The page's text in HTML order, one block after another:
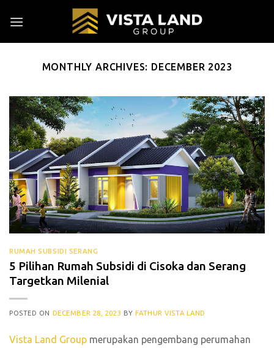
MONTHLY ARCHIVES: DECEMBER 2023
RUMAH SUBSIDI SERANG
5 Pilihan Rumah Subsidi di Cisoka dan Serang
Targetkan Milenial
POSTED ON DECEMBER 28, 2023 BYFATHUR VISTA LAND
Vista Land Group merupakan pengembang perumahan